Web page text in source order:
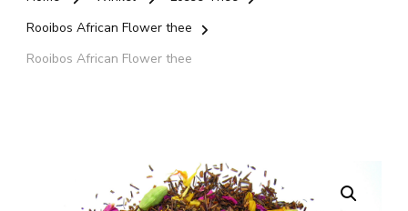
Rooibos African Flower thee
Rooibos African Flower thee